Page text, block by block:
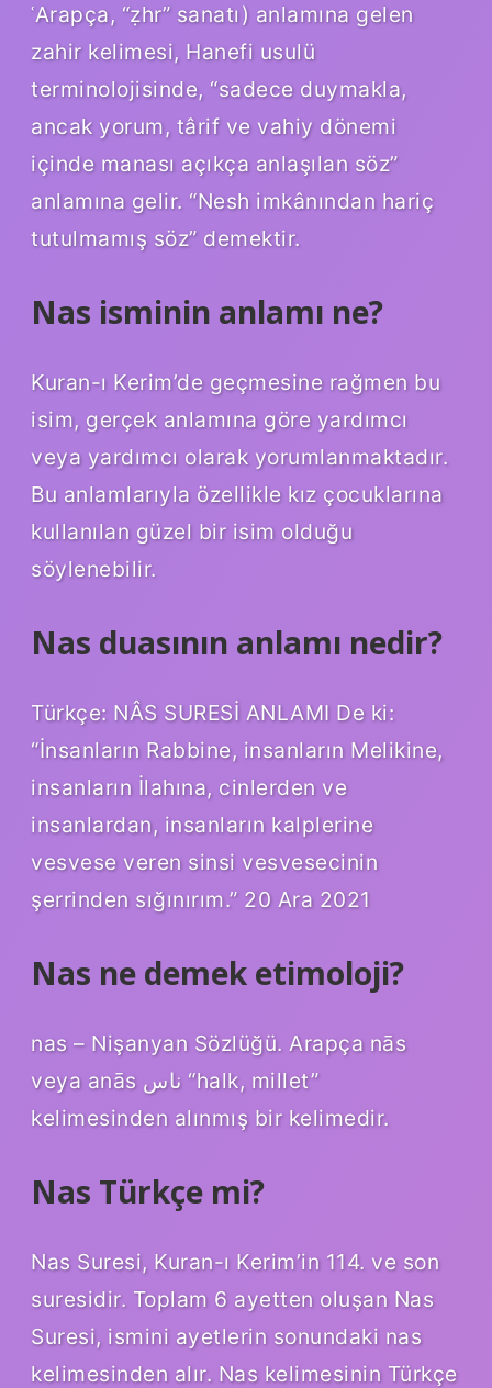
ʿArapça, “ẓhr” sanatı) anlamına gelen
zahir kelimesi, Hanefi usulü
terminolojisinde, “sadece duymakla,
ancak yorum, târif ve vahiy dönemi
içinde manası açıkça anlaşılan söz”
anlamına gelir. “Nesh imkânından hariç
tutulmamış söz” demektir.
Nas isminin anlamı ne?
Kuran-ı Kerim’de geçmesine rağmen bu
isim, gerçek anlamına göre yardımcı
veya yardımcı olarak yorumlanmaktadır.
Bu anlamlarıyla özellikle kız çocuklarına
kullanılan güzel bir isim olduğu
söylenebilir.
Nas duasının anlamı nedir?
Türkçe: NÂS SURESİ ANLAMI De ki:
“İnsanların Rabbine, insanların Melikine,
insanların İlahına, cinlerden ve
insanlardan, insanların kalplerine
vesvese veren sinsi vesvesecinin
şerrinden sığınırım.” 20 Ara 2021
Nas ne demek etimoloji?
nas – Nişanyan Sözlüğü. Arapça nās
veya anās ناس “halk, millet”
kelimesinden alınmış bir kelimedir.
Nas Türkçe mi?
Nas Suresi, Kuran-ı Kerim’in 114. ve son
suresidir. Toplam 6 ayetten oluşan Nas
Suresi, ismini ayetlerin sonundaki nas
kelimesinden alır. Nas kelimesinin Türkçe